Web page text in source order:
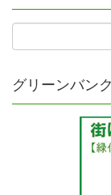
グリーンバン